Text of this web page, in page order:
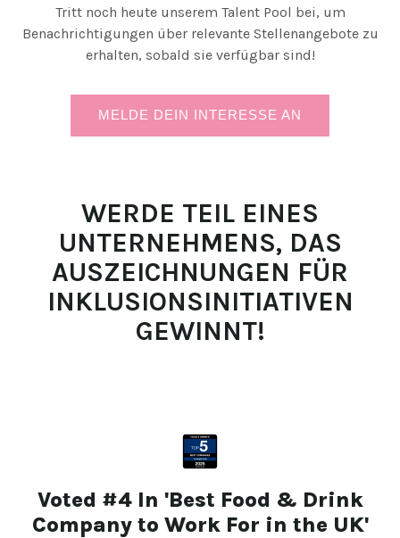
Tritt noch heute unserem Talent Pool bei, um
Benachrichtigungen über relevante Stellenangebote zu
erhalten, sobald sie verfügbar sind!
MELDE DEIN INTERESSE AN
WERDE TEIL EINES
UNTERNEHMENS, DAS
AUSZEICHNUNGEN FÜR
INKLUSIONSINITIATIVEN
GEWINNT!
Voted #4 In 'Best Food & Drink
Company to Work For in the UK'